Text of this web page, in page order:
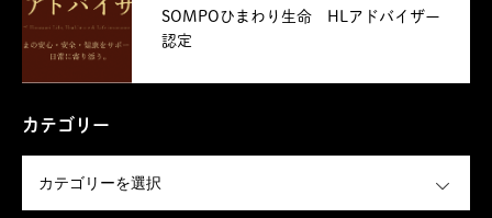
SOMPOひまわり生命 HLアドバイザー
認定
カテゴリー